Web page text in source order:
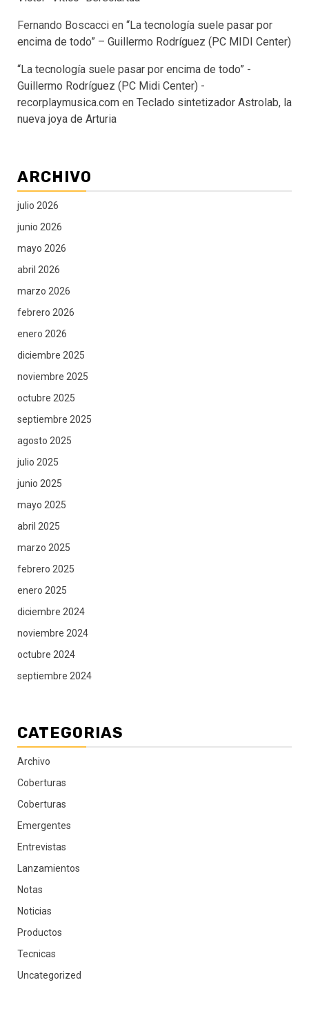
Fernando Boscacci en “La tecnología suele pasar por
encima de todo” – Guillermo Rodríguez (PC MIDI Center)
“La tecnología suele pasar por encima de todo” -
Guillermo Rodríguez (PC Midi Center) -
recorplaymusica.com en Teclado sintetizador Astrolab, la
nueva joya de Arturia
ARCHIVO
julio 2026
junio 2026
mayo 2026
abril 2026
marzo 2026
febrero 2026
enero 2026
diciembre 2025
noviembre 2025
octubre 2025
septiembre 2025
agosto 2025
julio 2025
junio 2025
mayo 2025
abril 2025
marzo 2025
febrero 2025
enero 2025
diciembre 2024
noviembre 2024
octubre 2024
septiembre 2024
CATEGORIAS
Archivo
Coberturas
Coberturas
Emergentes
Entrevistas
Lanzamientos
Notas
Noticias
Productos
Tecnicas
Uncategorized